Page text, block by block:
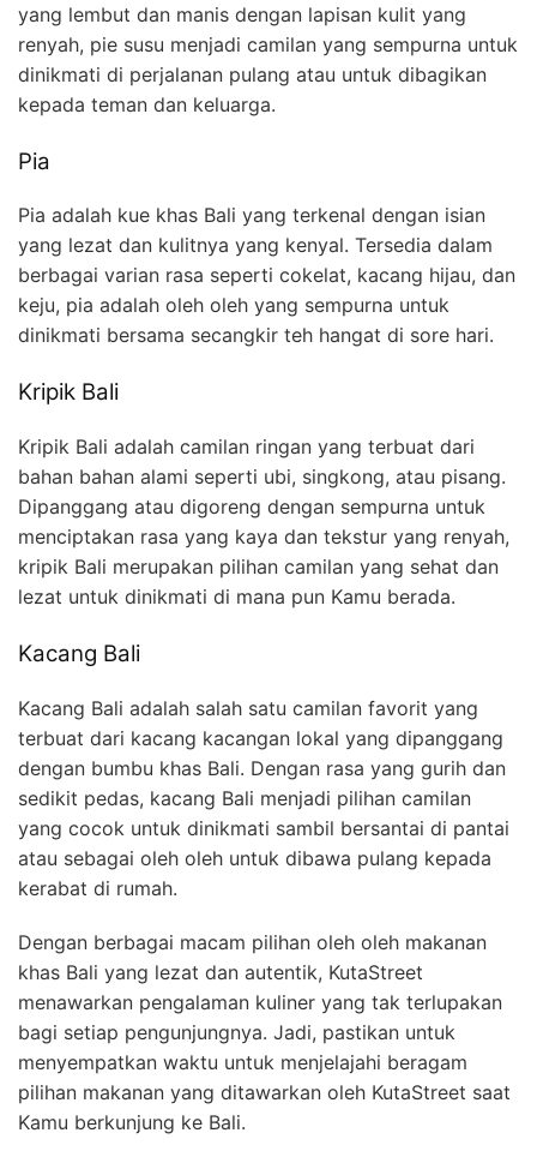
yang lembut dan manis dengan lapisan kulit yang
renyah, pie susu menjadi camilan yang sempurna untuk
dinikmati di perjalanan pulang atau untuk dibagikan
kepada teman dan keluarga.
Pia
Pia adalah kue khas Bali yang terkenal dengan isian
yang lezat dan kulitnya yang kenyal. Tersedia dalam
berbagai varian rasa seperti cokelat, kacang hijau, dan
keju, pia adalah oleh oleh yang sempurna untuk
dinikmati bersama secangkir teh hangat di sore hari.
Kripik Bali
Kripik Bali adalah camilan ringan yang terbuat dari
bahan bahan alami seperti ubi, singkong, atau pisang.
Dipanggang atau digoreng dengan sempurna untuk
menciptakan rasa yang kaya dan tekstur yang renyah,
kripik Bali merupakan pilihan camilan yang sehat dan
lezat untuk dinikmati di mana pun Kamu berada.
Kacang Bali
Kacang Bali adalah salah satu camilan favorit yang
terbuat dari kacang kacangan lokal yang dipanggang
dengan bumbu khas Bali. Dengan rasa yang gurih dan
sedikit pedas, kacang Bali menjadi pilihan camilan
yang cocok untuk dinikmati sambil bersantai di pantai
atau sebagai oleh oleh untuk dibawa pulang kepada
kerabat di rumah.
Dengan berbagai macam pilihan oleh oleh makanan
khas Bali yang lezat dan autentik, KutaStreet
menawarkan pengalaman kuliner yang tak terlupakan
bagi setiap pengunjungnya. Jadi, pastikan untuk
menyempatkan waktu untuk menjelajahi beragam
pilihan makanan yang ditawarkan oleh KutaStreet saat
Kamu berkunjung ke Bali.